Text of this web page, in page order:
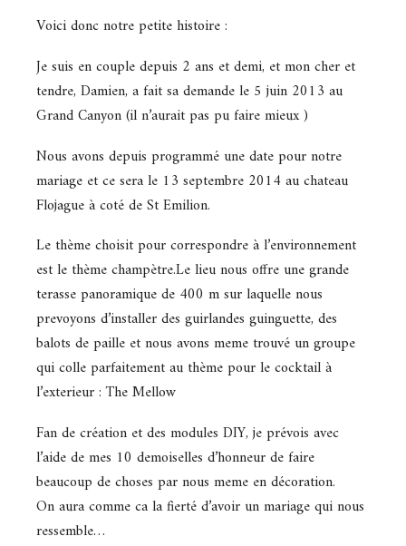
Voici donc notre petite histoire :
Je suis en couple depuis 2 ans et demi, et mon cher et
tendre, Damien, a fait sa demande le 5 juin 2013 au
Grand Canyon (il n’aurait pas pu faire mieux )
Nous avons depuis programmé une date pour notre
mariage et ce sera le 13 septembre 2014 au chateau
Flojague à coté de St Emilion.
Le thème choisit pour correspondre à l’environnement
est le thème champètre.Le lieu nous offre une grande
terasse panoramique de 400 m sur laquelle nous
prevoyons d’installer des guirlandes guinguette, des
balots de paille et nous avons meme trouvé un groupe
qui colle parfaitement au thème pour le cocktail à
l’exterieur : The Mellow
Fan de création et des modules DIY, je prévois avec
l’aide de mes 10 demoiselles d’honneur de faire
beaucoup de choses par nous meme en décoration.
On aura comme ca la fierté d’avoir un mariage qui nous
ressemble…